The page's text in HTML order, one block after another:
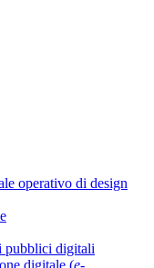
operativo di design
pubblici digitali
digitale (e-